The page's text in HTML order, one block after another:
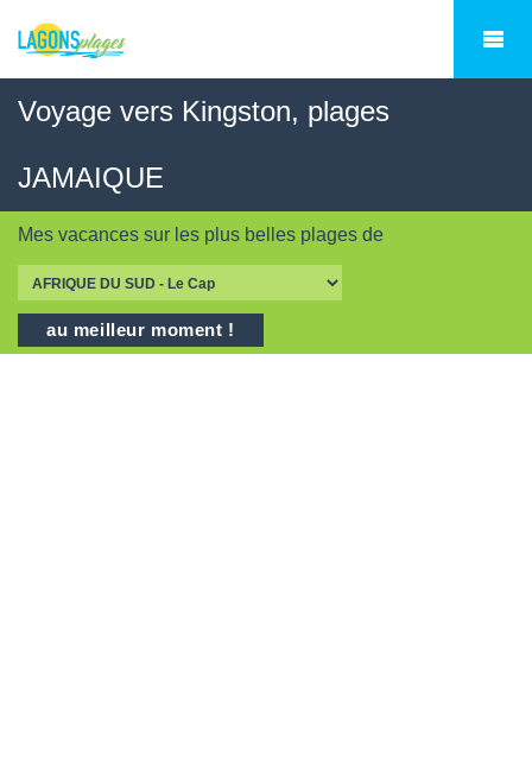
Voyage vers Kingston, plages
JAMAIQUE
Mes vacances sur les plus belles plages de
au meilleur moment !